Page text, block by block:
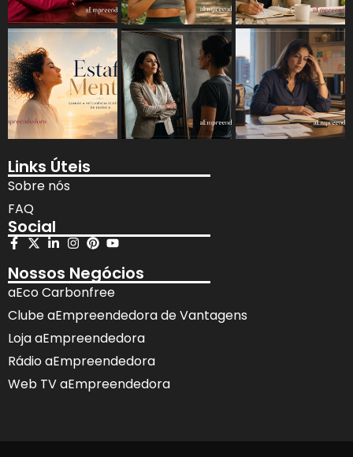
Links Úteis
Sobre nós
FAQ
Social
Nossos Negócios
aEco Carbonfree
Clube aEmpreendedora de Vantagens
Loja aEmpreendedora
Rádio aEmpreendedora
Web TV aEmpreendedora